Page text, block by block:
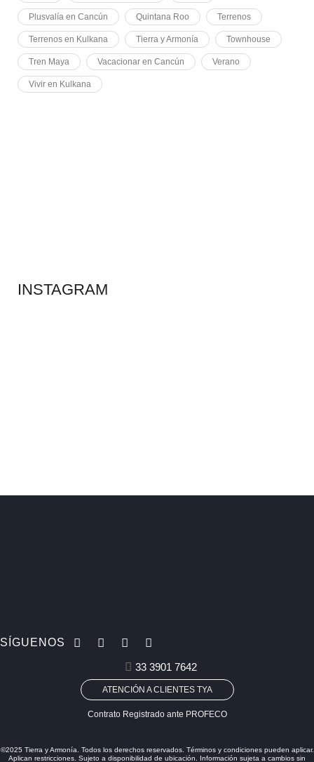
Plusvalía en Cancún Quintana Roo Terrenos
Terrenos en Kulkana Tierra y Armonía Townhouse
Tren Maya Vacacionar en Cancún Verano
Vivir en Kulkana
INSTAGRAM
SÍGUENOS
33 3901 7642
ATENCIÓN A CLIENTES TYA
Contrato Registrado ante PROFECO
©2025 Tierra y Armonía. Todos los derechos reservados. Términos y condiciones pueden aplicar.
Aplican restricciones. Sujeto a disponibilidad de ubicación. Información sujeta a cambios sin